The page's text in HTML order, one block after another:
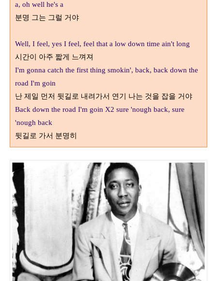
a, oh well he's a
분명 그는 그럴 거야
Well, I feel, yes I feel, feel that a low down time ain't long
시간이 아주 짧게 느껴져
I'm gonna catch the first thing smokin', back, back down the
road I'm goin
난 제일 먼저 뒷길로 내려가서 연기 나는 것을 잡을 거야
Back down the road I'm goin X2 sure 'nough back, sure
'nough back
뒷길로 가서 분명히